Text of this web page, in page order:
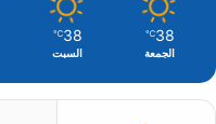
38
℃
الجمعة
38
℃
السبت